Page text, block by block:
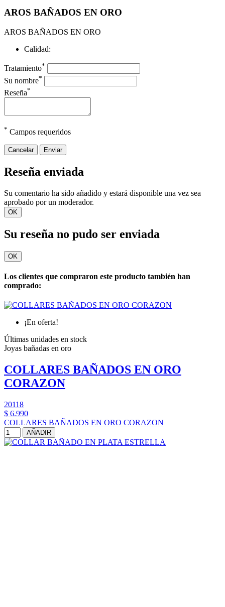
AROS BAÑADOS EN ORO
AROS BAÑADOS EN ORO
Calidad:
Tratamiento*
Su nombre*
Reseña*
* Campos requeridos
Cancelar Enviar
Reseña enviada
Su comentario ha sido añadido y estará disponible una vez sea
aprobado por un moderador.
OK
Su reseña no pudo ser enviada
OK
Los clientes que compraron este producto también han
comprado:
¡En oferta!
Últimas unidades en stock
Joyas bañadas en oro
COLLARES BAÑADOS EN ORO
CORAZON
20118
$ 6.990
COLLARES BAÑADOS EN ORO CORAZON
AÑADIR